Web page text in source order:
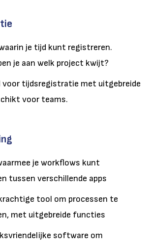
je tijd kunt registreren.
je aan welk project kwijt?
voor tijdsregistratie met uitgebreide
voor teams.
je workflows kunt
tussen verschillende apps
tool om processen te
met uitgebreide functies
software om